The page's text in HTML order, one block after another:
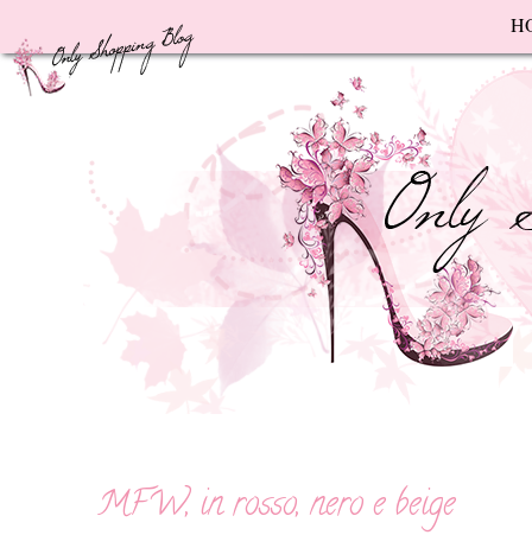
MFW, in rosso, nero e beige